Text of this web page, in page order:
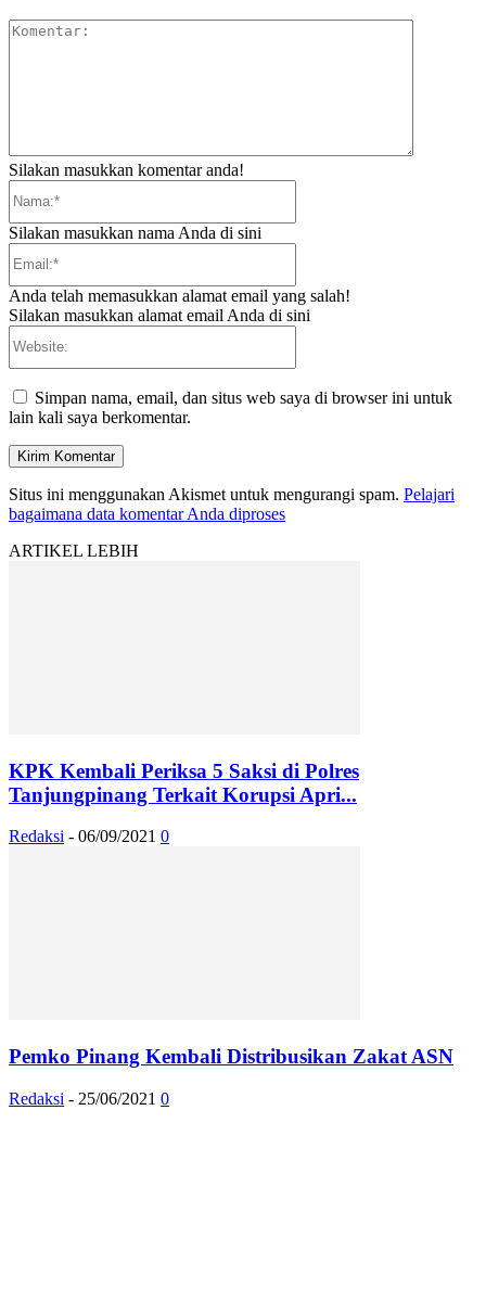
Silakan masukkan komentar anda!
Silakan masukkan nama Anda di sini
Anda telah memasukkan alamat email yang salah!
Silakan masukkan alamat email Anda di sini
Simpan nama, email, dan situs web saya di browser ini untuk
lain kali saya berkomentar.
Situs ini menggunakan Akismet untuk mengurangi spam. Pelajari
bagaimana data komentar Anda diproses
ARTIKEL LEBIH
KPK Kembali Periksa 5 Saksi di Polres
Tanjungpinang Terkait Korupsi Apri...
Redaksi - 06/09/2021 0
Pemko Pinang Kembali Distribusikan Zakat ASN
Redaksi - 25/06/2021 0